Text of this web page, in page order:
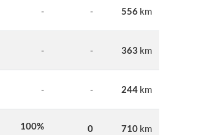
- - 556 km
- - 363 km
- - 244 km
100% 0 710 km